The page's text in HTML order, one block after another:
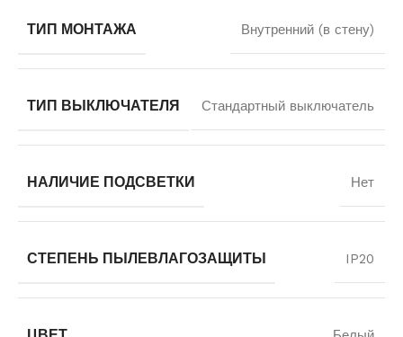
ТИП МОНТАЖА Внутренний (в стену)
ТИП ВЫКЛЮЧАТЕЛЯ Стандартный выключатель
НАЛИЧИЕ ПОДСВЕТКИ Нет
СТЕПЕНЬ ПЫЛЕВЛАГОЗАЩИТЫ IP20